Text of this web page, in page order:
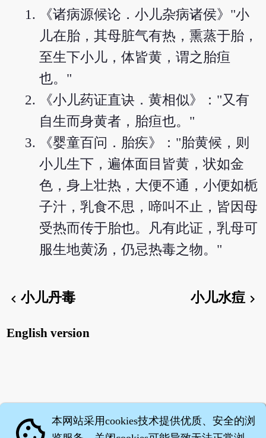
《诸病源候论．小儿杂病诸侯》"小
儿在胎，其母脏气有热，熏蒸于胎，
至生下小儿，体皆黄，谓之胎疸
也。"
《小儿药证直诀．黄相似》："又有
自生而身黄者，胎疸也。"
《婴童百问．胎疾》："胎黄候，则
小儿生下，遍体面目皆黄，状如金
色，身上壮热，大便不通，小便如栀
子汁，乳食不思，啼叫不止，皆因母
受热而传于胎也。凡有此证，乳母可
服生地黄汤，仍忌热毒之物。"
chevron_left小儿丹毒 小儿水痘chevron_right
English version
本网站采用cookies技术提供优质、安全的浏